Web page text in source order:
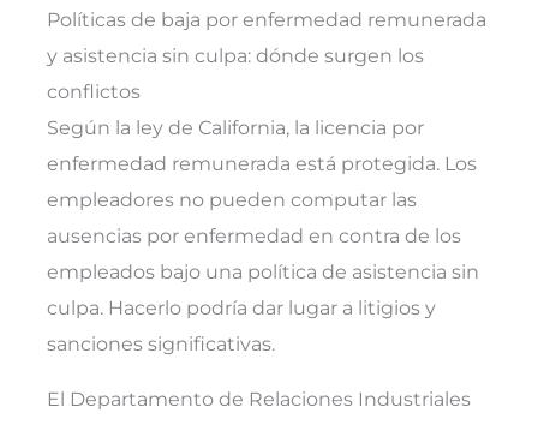
Políticas de baja por enfermedad remunerada
y asistencia sin culpa: dónde surgen los
conflictos
Según la ley de California, la licencia por
enfermedad remunerada está protegida. Los
empleadores no pueden computar las
ausencias por enfermedad en contra de los
empleados bajo una política de asistencia sin
culpa. Hacerlo podría dar lugar a litigios y
sanciones significativas.
El Departamento de Relaciones Industriales